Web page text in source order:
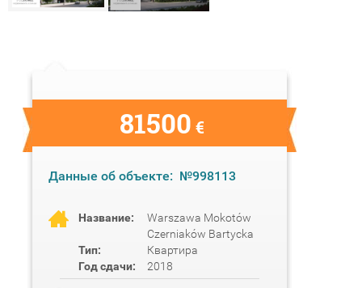
81500 €
Данные об объекте: №998113
Название:
Warszawa Mokotów
Czerniaków Bartycka
Тип:
Квартира
Год сдачи:
2018